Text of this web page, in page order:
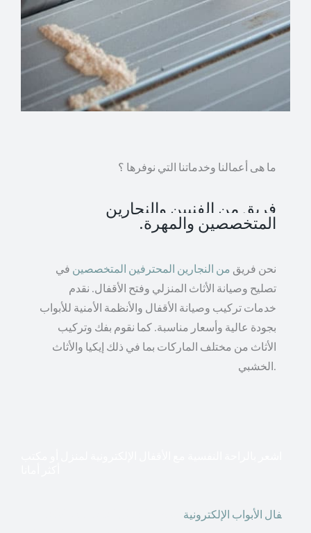
ما هى أعمالنا وخدماتنا التي نوفرها ؟
فريق من الفنيين والنجارين
المتخصصين والمهرة.
نحن فريق من النجارين المحترفين المتخصصين في
تصليح وصيانة الأثاث المنزلي وفتح الأقفال. نقدم
خدمات تركيب وصيانة الأقفال والأنظمة الأمنية للأبواب
بجودة عالية وأسعار مناسبة. كما نقوم بفك وتركيب
الأثاث من مختلف الماركات بما في ذلك إيكيا والأثاث
الخشبي.
فال الأبواب الإلكترونية